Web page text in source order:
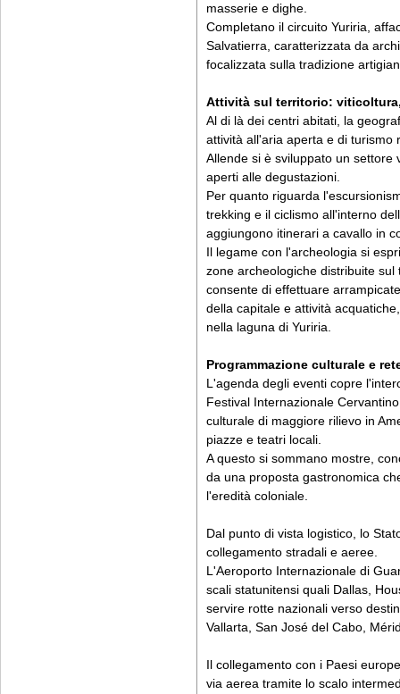
masserie e dighe.
Completano il circuito Yuriria,
Salvatierra, caratterizzata da
focalizzata sulla tradizione
Attività sul territorio:
Al di là dei centri abitati, la
attività all'aria aperta e di turismo
Allende si è sviluppato un settore
aperti alle degustazioni.
Per quanto riguarda
trekking e il ciclismo all'interno
aggiungono itinerari a cavallo in
Il legame con l'archeologia si
zone archeologiche distribuite
consente di effettuare
della capitale e attività
nella laguna di Yuriria.
Programmazione culturale e
L'agenda degli eventi copre
Festival Internazionale
culturale di maggiore rilievo in
piazze e teatri locali.
A questo si sommano mostre,
da una proposta gastronomica
l'eredità coloniale.
Dal punto di vista logistico, lo
collegamento stradali e aeree.
L'Aeroporto Internazionale di
scali statunitensi quali Dallas,
servire rotte nazionali verso
Vallarta, San José del Cabo,
Il collegamento con i Paesi
via aerea tramite lo scalo